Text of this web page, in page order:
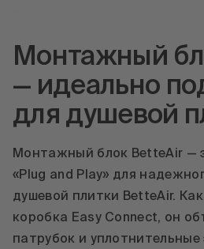
Монтажный
— идеально
для душевой
Монтажный блок BetteAir —
«Plug and Play» для
душевой плитки BetteAir.
коробка Easy Connect, он
патрубок и